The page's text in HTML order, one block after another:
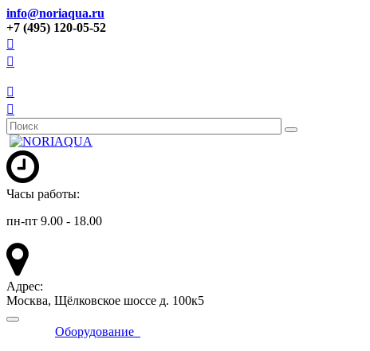
info@noriaqua.ru
+7 (495) 120-05-52
Часы работы:
пн-пт 9.00 - 18.00
Адрес:
Москва, Щёлковское шоссе д. 100к5
Оборудование